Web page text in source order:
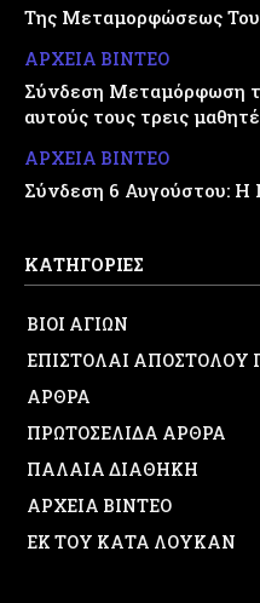
Της Μεταμορφώσεως
ΑΡΧΕΙΑ ΒΙΝΤΕΟ
Σύνδεση Μεταμόρφωση
αυτούς τους τρεις
ΑΡΧΕΙΑ ΒΙΝΤΕΟ
Σύνδεση 6 Αυγούστου:
ΚΑΤΗΓΟΡΙΕΣ
ΒΙΟΙ ΑΓΙΩΝ
ΕΠΙΣΤΟΛΑΙ ΑΠΟΣΤΟΛΟΥ
ΑΡΘΡΑ
ΠΡΩΤΟΣΕΛΙΔΑ ΑΡΘΡΑ
ΠΑΛΑΙΑ ΔΙΑΘΗΚΗ
ΑΡΧΕΙΑ ΒΙΝΤΕΟ
ΕΚ ΤΟΥ ΚΑΤΑ ΛΟΥΚΑΝ